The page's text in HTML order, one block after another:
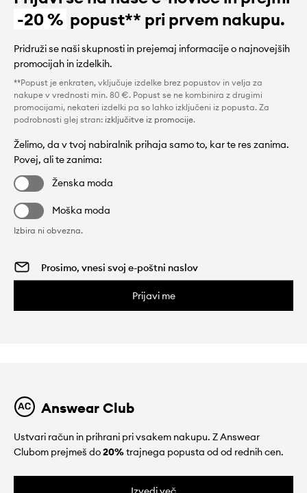
-20 % popust** pri prvem nakupu.
Pridruži se naši skupnosti in prejemaj informacije o najnovejših
promocijah in izdelkih.
**Popust je enkraten, vključuje izdelke brez popustov in velja za
nakupe v vrednosti min. 80 €. Popust se ne kombinira z drugimi
promocijami, nekateri izdelki pa so lahko izključeni iz popusta. Za
podrobnosti glej stran: izključitve iz promocije.
Želimo, da v tvoj nabiralnik prihaja samo to, kar te res zanima.
Povej, ali te zanima:
Ženska moda
Moška moda
Izbira ni obvezna.
Prijavi me
Answear Club
Ustvari račun in prihrani pri vsakem nakupu. Z Answear
Clubom prejmeš do20%trajnega popusta od od rednih cen.